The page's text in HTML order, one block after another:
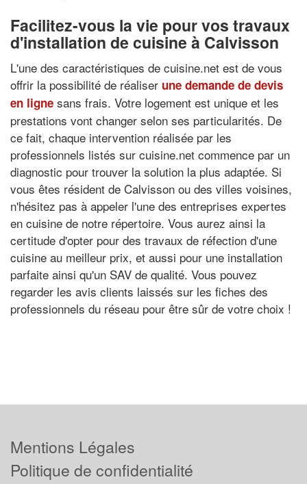
Facilitez-vous la vie pour vos travaux
d'installation de cuisine à Calvisson
L'une des caractéristiques de cuisine.net est de vous
offrir la possibilité de réaliser une demande de devis
en ligne sans frais. Votre logement est unique et les
prestations vont changer selon ses particularités. De
ce fait, chaque intervention réalisée par les
professionnels listés sur cuisine.net commence par un
diagnostic pour trouver la solution la plus adaptée. Si
vous êtes résident de Calvisson ou des villes voisines,
n'hésitez pas à appeler l'une des entreprises expertes
en cuisine de notre répertoire. Vous aurez ainsi la
certitude d'opter pour des travaux de réfection d'une
cuisine au meilleur prix, et aussi pour une installation
parfaite ainsi qu'un SAV de qualité. Vous pouvez
regarder les avis clients laissés sur les fiches des
professionnels du réseau pour être sûr de votre choix !
Mentions Légales
Politique de confidentialité